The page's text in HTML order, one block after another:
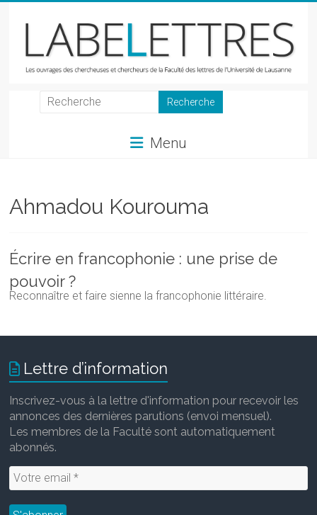
LabeLettres
et
chercheurs
la
Faculté
des
lettres
Menu
Ahmadou Kourouma
Écrire en francophonie : une prise de
pouvoir ?
Reconnaître et faire sienne la francophonie littéraire.
Lettre d’information
Inscrivez-vous à la lettre d'information pour recevoir les
annonces des dernières parutions (envoi mensuel).
Les membres de la Faculté sont automatiquement
abonnés.